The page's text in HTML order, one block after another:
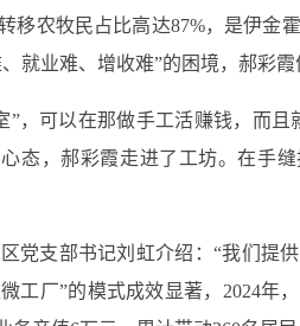
移农牧民占比高达87%，是伊金
就业难、增收难”的困境，郝彩霞
，可以在那做手工活赚钱，而且
态，郝彩霞走进了工坊。在手
党支部书记刘虹介绍：“我们提
工厂”的模式成效显著，2024年